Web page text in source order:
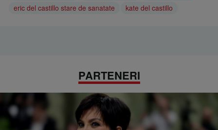
eric del castillo stare de sanatate
kate del castillo
PARTENERI